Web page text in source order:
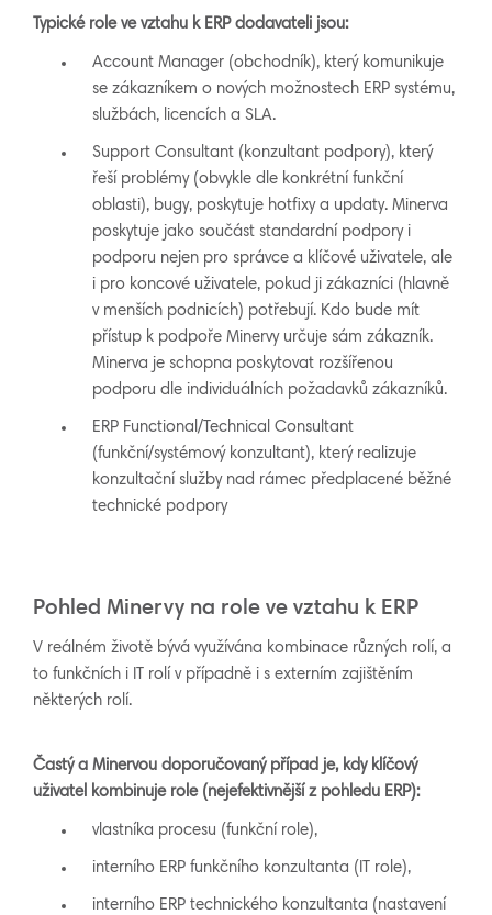
Typické role ve vztahu k ERP dodavateli jsou:
Account Manager (obchodník), který komunikuje
se zákazníkem o nových možnostech ERP systému,
službách, licencích a SLA.
Support Consultant (konzultant podpory), který
řeší problémy (obvykle dle konkrétní funkční
oblasti), bugy, poskytuje hotfixy a updaty. Minerva
poskytuje jako součást standardní podpory i
podporu nejen pro správce a klíčové uživatele, ale
i pro koncové uživatele, pokud ji zákazníci (hlavně
v menších podnicích) potřebují. Kdo bude mít
přístup k podpoře Minervy určuje sám zákazník.
Minerva je schopna poskytovat rozšířenou
podporu dle individuálních požadavků zákazníků.
ERP Functional/Technical Consultant
(funkční/systémový konzultant), který realizuje
konzultační služby nad rámec předplacené běžné
technické podpory
Pohled Minervy na role ve vztahu k ERP
V reálném životě bývá využívána kombinace různých rolí, a
to funkčních i IT rolí v případně i s externím zajištěním
některých rolí.
Častý a Minervou doporučovaný případ je, kdy klíčový
uživatel kombinuje role (nejefektivnější z pohledu ERP):
vlastníka procesu (funkční role),
interního ERP funkčního konzultanta (IT role),
interního ERP technického konzultanta (nastavení